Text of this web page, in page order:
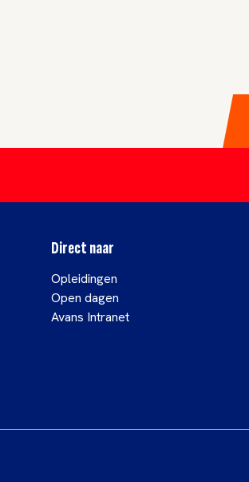
Direct naar
Opleidingen
Open dagen
Avans Intranet